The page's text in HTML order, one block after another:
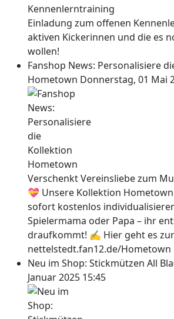
Einladung zum offenen
aktiven Kickerinnen und die es
wollen!
Fanshop News: Personalisiere
Hometown Donnerstag, 01 Mai
Verschenkt Vereinsliebe zum
💝 Unsere Kollektion
sofort kostenlos
Spielermama oder Papa – ihr
draufkommt! ✍ Hier geht es
nettelstedt.fan12.de/Hometown
Neu im Shop: Stickmützen All
Januar 2025 15:45